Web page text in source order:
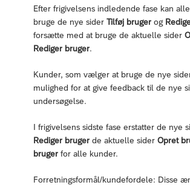
Efter frigivelsens indledende fase kan
bruge de nye sider Tilføj bruger og
forsætte med at bruge de aktuelle sider
Rediger bruger.
Kunder, som vælger at bruge de nye
mulighed for at give feedback til de nye
undersøgelse.
I frigivelsens sidste fase erstatter de nye
Rediger bruger de aktuelle sider Opret
bruger for alle kunder.
Forretningsformål/kundefordele: Disse